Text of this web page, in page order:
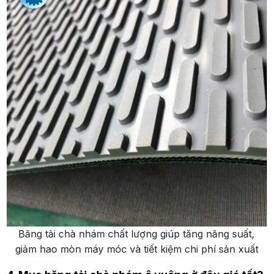
Băng tải chà nhám chất lượng giúp tăng năng suất,
giảm hao mòn máy móc và tiết kiệm chi phí sản xuất